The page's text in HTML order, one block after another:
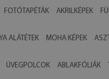
FOTÓTAPÉTÁK AKRILKÉPEK
ALÁTÉTEK MOHA KÉPEK
ÜVEGPOLCOK ABLAKFÓLIÁK